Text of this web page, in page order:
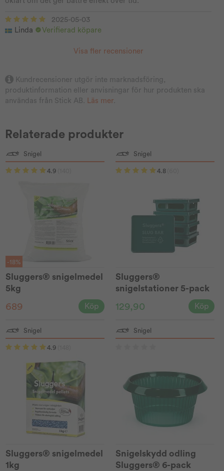
2025-05-03
Linda
Verifierad köpare
Visa fler recensioner
Kundrecensioner utgör inte marknadsföring,
produktinformation eller anvisningar för hur produkten ska
användas från Stick AB.
Läs mer
Relaterade produkter
Snigel
4.9
-18%
Sluggers® snigelmedel
5kg
689 Köp
Snigel
4.8
Sluggers®
snigelstationer 5-pack
129,90 Köp
Snigel
4.9
Sluggers® snigelmedel
1kg
Snigel
Snigelskydd odling
Sluggers® 6-pack